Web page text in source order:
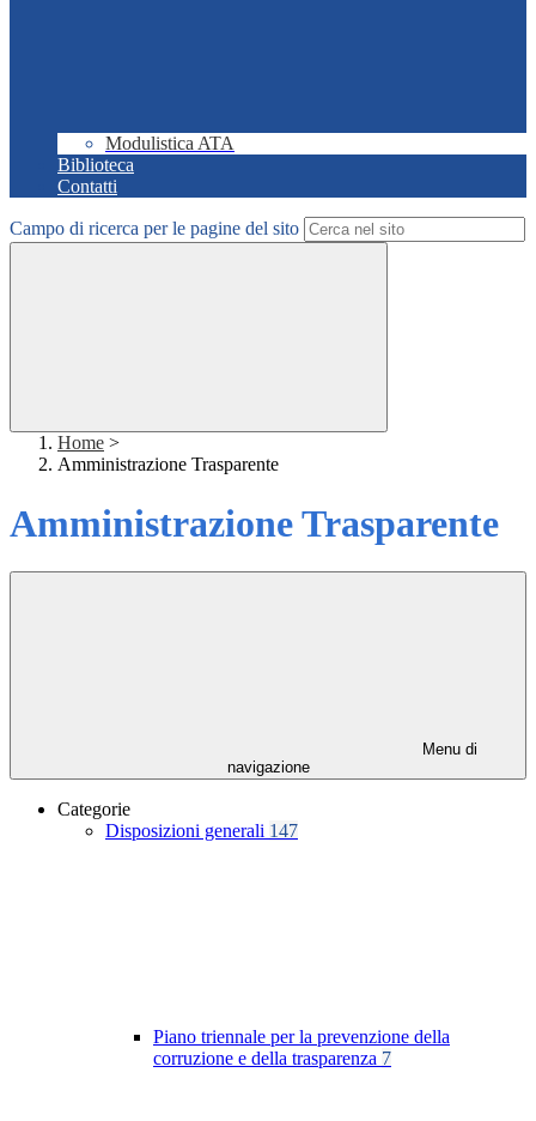
Modulistica ATA
Biblioteca
Contatti
Campo di ricerca per le pagine del sito
Home >
Amministrazione Trasparente
Amministrazione Trasparente
Menu di
navigazione
Categorie
Disposizioni generali 147
Piano triennale per la prevenzione della
corruzione e della trasparenza 7